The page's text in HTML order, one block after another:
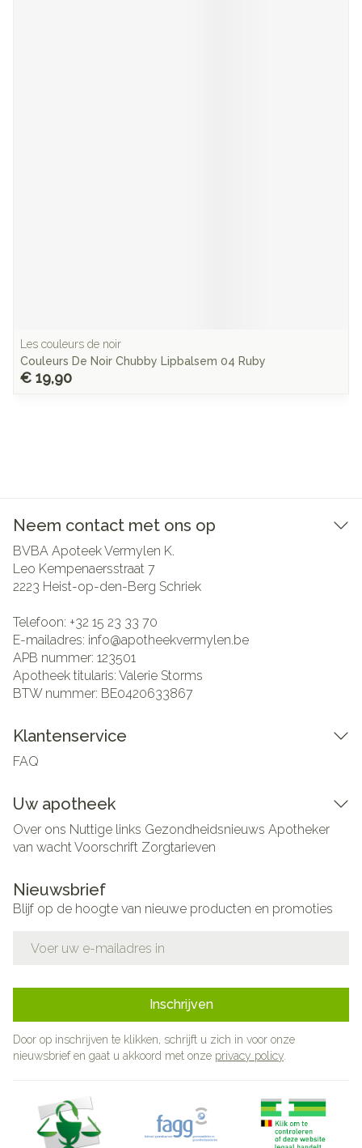
Les couleurs de noir
Couleurs De Noir Chubby Lipbalsem 04 Ruby
€ 19,90
Neem contact met ons op
BVBA Apoteek Vermylen K.
Leo Kempenaersstraat 7
2223 Heist-op-den-Berg Schriek
Telefoon: +32 15 23 33 70
E-mailadres: info@apotheekvermylen.be
APB nummer: 123501
Apotheek titularis: Valerie Storms
BTW nummer: BE0420633867
Klantenservice
FAQ
Uw apotheek
Over ons Nuttige links Gezondheidsnieuws Apotheker
van wachtVoorschrift Zorgtarieven
Nieuwsbrief
Blijf op de hoogte van nieuwe producten en promoties
Inschrijven
Door op inschrijven te klikken, schrijft u zich in voor onze
nieuwsbrief en gaat u akkoord met onze privacy policy